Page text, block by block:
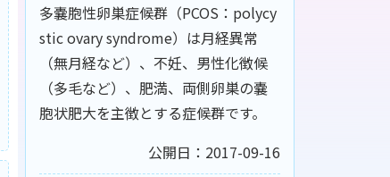
多嚢胞性卵巣症候群（PCOS：polycy
stic ovary syndrome）は月経異常
（無月経など）、不妊、男性化徴候
（多毛など）、肥満、両側卵巣の嚢
胞状肥大を主徴とする症候群です。
公開日：2017-09-16